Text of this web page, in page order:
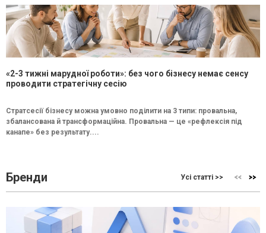
«2-3 тижні марудної роботи»: без чого бізнесу немає сенсу
проводити стратегічну сесію
Стратсесії бізнесу можна умовно поділити на 3 типи: провальна,
збалансована й трансформаційна. Провальна — це «рефлексія під
канапе» без результату....
Бренди Усі статті >>